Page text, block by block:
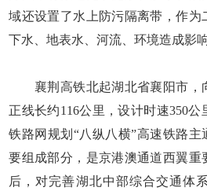
域还设置了水上防污隔离带，作为
下水、地表水、河流、环境造成影响
襄荆高铁北起湖北省襄阳市，
正线长约116公里，设计时速350
铁路网规划“八纵八横”高速铁路主
要组成部分，是京港澳通道西翼重
后，对完善湖北中部综合交通体